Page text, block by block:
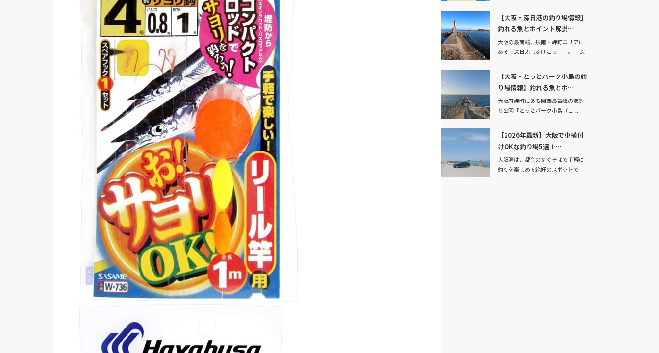
【大阪・深日港の釣り場情報】
釣れる魚とポイント解説…
大阪の最南端、泉南・岬町エリアに
ある「深日港（ふけこう）」。 「深
【大阪・とっとパーク小島の釣
り場情報】釣れる魚とポ…
大阪府岬町にある関西最高峰の海釣
り公園「とっとパーク小島（こし
【2026年最新】大阪で車横付
けOKな釣り場5選！…
大阪湾は、都会のすぐそばで手軽に
釣りを楽しめる絶好のスポットで